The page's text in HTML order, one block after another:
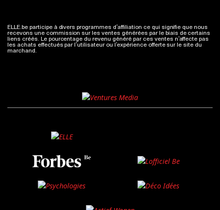
ELLE.be participe à divers programmes d’affiliation ce qui signifie que nous
recevons une commission sur les ventes générées par le biais de certains
liens créés. Le pourcentage du revenu généré par ces ventes n’affecte pas
les achats effectués par l’utilisateur ou l’expérience offerte sur le site du
marchand. Plus d'infos